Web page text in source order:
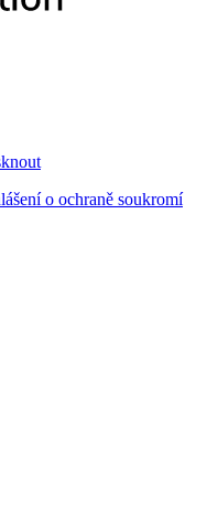
o ochraně soukromí